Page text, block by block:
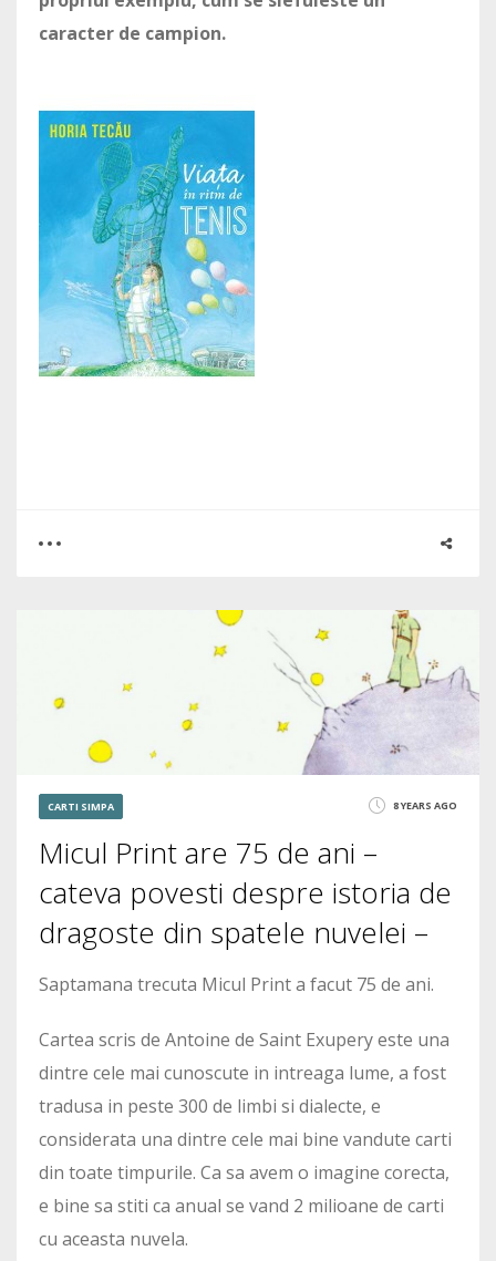
caracter de campion.
CARTI SIMPA 8 YEARS AGO
Micul Print are 75 de ani –
cateva povesti despre istoria de
dragoste din spatele nuvelei –
Saptamana trecuta Micul Print a facut 75 de ani.
Cartea scris de Antoine de Saint Exupery este una
dintre cele mai cunoscute in intreaga lume, a fost
tradusa in peste 300 de limbi si dialecte, e
considerata una dintre cele mai bine vandute carti
din toate timpurile. Ca sa avem o imagine corecta,
e bine sa stiti ca anual se vand 2 milioane de carti
cu aceasta nuvela.